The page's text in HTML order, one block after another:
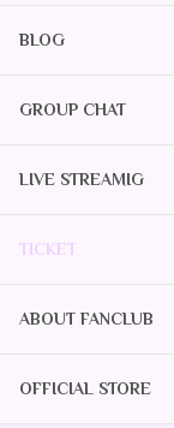
BLOG
GROUP CHAT
LIVE STREAMIG
TICKET
ABOUT FANCLUB
OFFICIAL STORE